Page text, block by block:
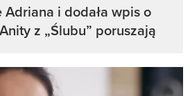
Adriana i dodała wpis o
z „Ślubu” poruszają